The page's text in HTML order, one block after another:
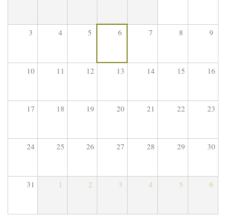
3 4 5 6 7 8 9
10 11 12 13 14 15 16
17 18 19 20 21 22 23
24 25 26 27 28 29 30
31 1 2 3 4 5 6